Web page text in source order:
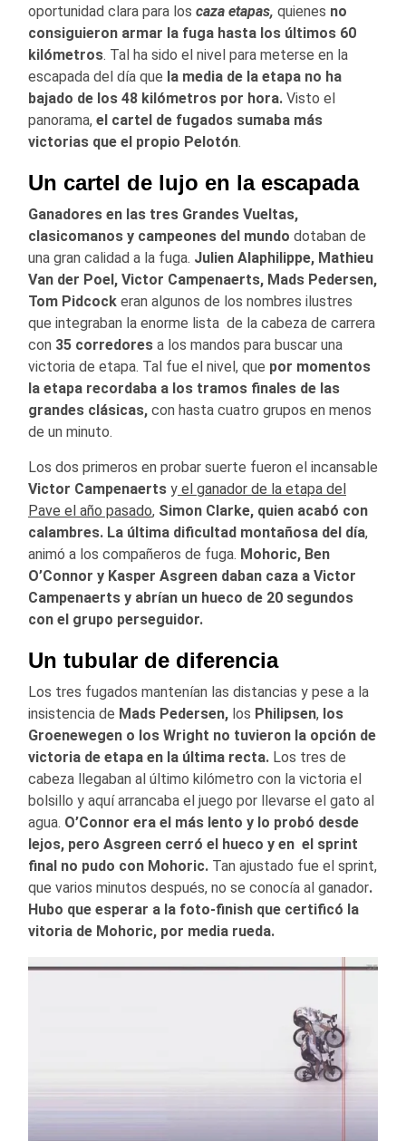
oportunidad clara para los caza etapas, quienes no
consiguieron armar la fuga hasta los últimos 60
kilómetros. Tal ha sido el nivel para meterse en la
escapada del día que la media de la etapa no ha
bajado de los 48 kilómetros por hora. Visto el
panorama, el cartel de fugados sumaba más
victorias que el propio Pelotón.
Un cartel de lujo en la escapada
Ganadores en las tres Grandes Vueltas,
clasicomanos y campeones del mundo dotaban de
una gran calidad a la fuga. Julien Alaphilippe, Mathieu
Van der Poel, Victor Campenaerts, Mads Pedersen,
Tom Pidcock eran algunos de los nombres ilustres
que integraban la enorme lista de la cabeza de carrera
con 35 corredores a los mandos para buscar una
victoria de etapa. Tal fue el nivel, que por momentos
la etapa recordaba a los tramos finales de las
grandes clásicas, con hasta cuatro grupos en menos
de un minuto.
Los dos primeros en probar suerte fueron el incansable
Victor Campenaerts y el ganador de la etapa del
Pave el año pasado, Simon Clarke, quien acabó con
calambres. La última dificultad montañosa del día,
animó a los compañeros de fuga. Mohoric, Ben
O’Connor y Kasper Asgreen daban caza a Victor
Campenaerts y abrían un hueco de 20 segundos
con el grupo perseguidor.
Un tubular de diferencia
Los tres fugados mantenían las distancias y pese a la
insistencia de Mads Pedersen, los Philipsen, los
Groenewegen o los Wright no tuvieron la opción de
victoria de etapa en la última recta. Los tres de
cabeza llegaban al último kilómetro con la victoria el
bolsillo y aquí arrancaba el juego por llevarse el gato al
agua. O’Connor era el más lento y lo probó desde
lejos, pero Asgreen cerró el hueco y en el sprint
final no pudo con Mohoric. Tan ajustado fue el sprint,
que varios minutos después, no se conocía al ganador.
Hubo que esperar a la foto-finish que certificó la
vitoria de Mohoric, por media rueda.